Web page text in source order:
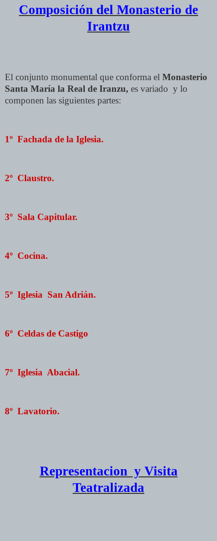
Composición del Monasterio de
Irantzu
El conjunto monumental que conforma el Monasterio
Santa María la Real de Iranzu, es variado y lo
componen las siguientes partes:
1º Fachada de la Iglesia.
2º Claustro.
3º Sala Capitular.
4º Cocina.
5º Iglesia San Adrián.
6º Celdas de Castigo
7º Iglesia Abacial.
8º Lavatorio.
Representacion y Visita
Teatralizada